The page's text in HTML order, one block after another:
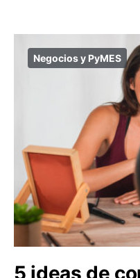
Negocios y PyMES
5 ideas de